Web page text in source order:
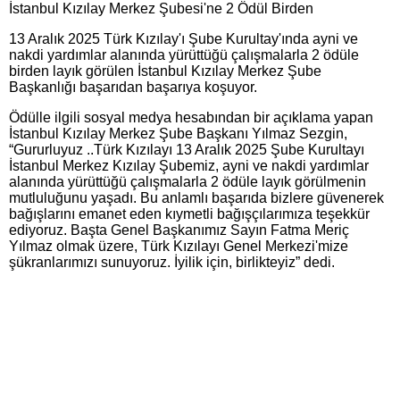
İstanbul Kızılay Merkez Şubesi'ne 2 Ödül Birden
13 Aralık 2025 Türk Kızılay'ı Şube Kurultay'ında ayni ve
nakdi yardımlar alanında yürüttüğü çalışmalarla 2 ödüle
birden layık görülen İstanbul Kızılay Merkez Şube
Başkanlığı başarıdan başarıya koşuyor.
Ödülle ilgili sosyal medya hesabından bir açıklama yapan
İstanbul Kızılay Merkez Şube Başkanı Yılmaz Sezgin,
“Gururluyuz ..Türk Kızılayı 13 Aralık 2025 Şube Kurultayı
İstanbul Merkez Kızılay Şubemiz, ayni ve nakdi yardımlar
alanında yürüttüğü çalışmalarla 2 ödüle layık görülmenin
mutluluğunu yaşadı. Bu anlamlı başarıda bizlere güvenerek
bağışlarını emanet eden kıymetli bağışçılarımıza teşekkür
ediyoruz. Başta Genel Başkanımız Sayın Fatma Meriç
Yılmaz olmak üzere, Türk Kızılayı Genel Merkezi'mize
şükranlarımızı sunuyoruz. İyilik için, birlikteyiz” dedi.